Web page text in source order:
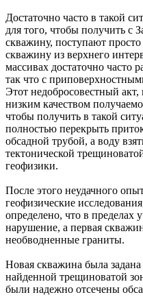
Достаточно часто в такой
для того, чтобы получить с
скважину, поступают
скважину из верхнего
массивах достаточно часто
так что с
Этот недобросовестный акт,
низким качеством
чтобы получить в такой
полностью перекрыть
обсадной трубой, а воду
тектонической
геофизики.
После этого неудачного
геофизические
определено, что в пределах
нарушение, а первая
необводненные граниты.
Новая скважина была
найденной трещиноватой
были надежно отсечены